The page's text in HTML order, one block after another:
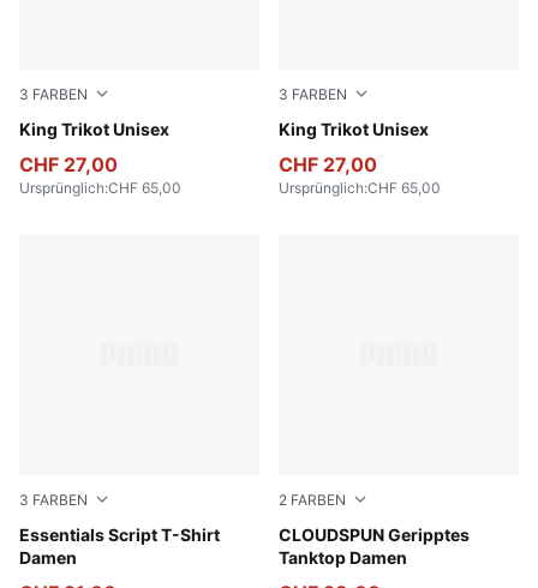
3 FARBEN
King Trikot Unisex
New Navy
CHF 27,00
Ursprünglich:CHF 65,00
3 FARBEN
King Trikot Unisex
Puma Black
CHF 27,00
Ursprünglich:CHF 65,00
3 FARBEN
Essentials Script T-Shirt
Damen
Puma White
2 FARBEN
CLOUDSPUN Geripptes
Tanktop Damen
Puma Black